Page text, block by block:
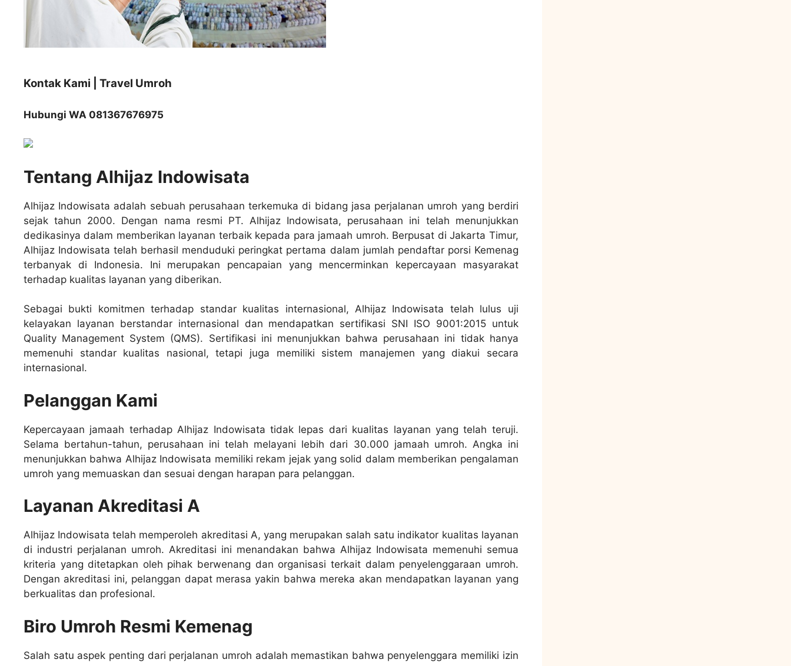
Kontak Kami | Travel Umroh
Hubungi WA 081367676975
Tentang Alhijaz Indowisata
Alhijaz Indowisata adalah sebuah perusahaan terkemuka di bidang jasa perjalanan umroh yang berdiri
sejak tahun 2000. Dengan nama resmi PT. Alhijaz Indowisata, perusahaan ini telah menunjukkan
dedikasinya dalam memberikan layanan terbaik kepada para jamaah umroh. Berpusat di Jakarta Timur,
Alhijaz Indowisata telah berhasil menduduki peringkat pertama dalam jumlah pendaftar porsi Kemenag
terbanyak di Indonesia. Ini merupakan pencapaian yang mencerminkan kepercayaan masyarakat
terhadap kualitas layanan yang diberikan.
Sebagai bukti komitmen terhadap standar kualitas internasional, Alhijaz Indowisata telah lulus uji
kelayakan layanan berstandar internasional dan mendapatkan sertifikasi SNI ISO 9001:2015 untuk
Quality Management System (QMS). Sertifikasi ini menunjukkan bahwa perusahaan ini tidak hanya
memenuhi standar kualitas nasional, tetapi juga memiliki sistem manajemen yang diakui secara
internasional.
Pelanggan Kami
Kepercayaan jamaah terhadap Alhijaz Indowisata tidak lepas dari kualitas layanan yang telah teruji.
Selama bertahun-tahun, perusahaan ini telah melayani lebih dari 30.000 jamaah umroh. Angka ini
menunjukkan bahwa Alhijaz Indowisata memiliki rekam jejak yang solid dalam memberikan pengalaman
umroh yang memuaskan dan sesuai dengan harapan para pelanggan.
Layanan Akreditasi A
Alhijaz Indowisata telah memperoleh akreditasi A, yang merupakan salah satu indikator kualitas layanan
di industri perjalanan umroh. Akreditasi ini menandakan bahwa Alhijaz Indowisata memenuhi semua
kriteria yang ditetapkan oleh pihak berwenang dan organisasi terkait dalam penyelenggaraan umroh.
Dengan akreditasi ini, pelanggan dapat merasa yakin bahwa mereka akan mendapatkan layanan yang
berkualitas dan profesional.
Biro Umroh Resmi Kemenag
Salah satu aspek penting dari perjalanan umroh adalah memastikan bahwa penyelenggara memiliki izin